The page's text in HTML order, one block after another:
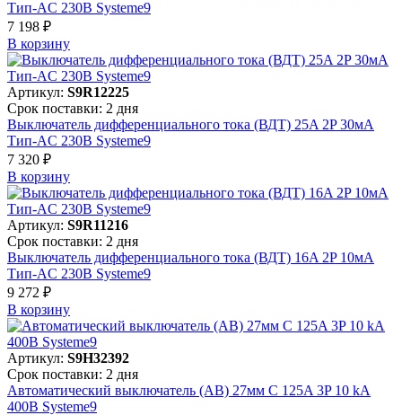
Тип-AC 230В Systeme9
7 198 ₽
В корзинy
Артикул: S9R12225
Срок поставки: 2 дня
Выключатель дифференциального тока (ВДТ) 25A 2P 30мА
Тип-AC 230В Systeme9
7 320 ₽
В корзинy
Артикул: S9R11216
Срок поставки: 2 дня
Выключатель дифференциального тока (ВДТ) 16A 2P 10мА
Тип-AC 230В Systeme9
9 272 ₽
В корзинy
Артикул: S9H32392
Срок поставки: 2 дня
Автоматический выключатель (АВ) 27мм C 125A 3P 10 kA
400В Systeme9